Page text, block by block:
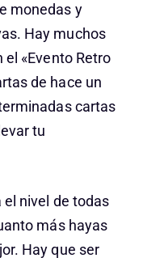
monedas y
Hay muchos
«Evento Retro
de hace un
cartas
tu
el nivel de todas
más hayas
Hay que ser